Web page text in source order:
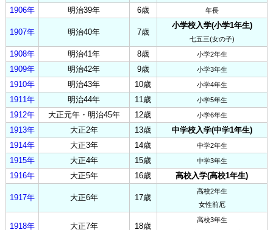
1906年 明治39年 6歳 年長
1907年 明治40年 7歳
小学校入学(小学1年生)
七五三(女の子)
1908年 明治41年 8歳 小学2年生
1909年 明治42年 9歳 小学3年生
1910年 明治43年 10歳 小学4年生
1911年 明治44年 11歳 小学5年生
1912年 大正元年・明治45年 12歳 小学6年生
1913年 大正2年 13歳
中学校入学(中学1年生)
1914年
大正3年 14歳 中学2年生
1915年 大正4年 15歳 中学3年生
1916年 大正5年 16歳 高校入学(高校1年生)
1917年 大正6年 17歳
高校2年生
女性前厄
1918年 大正7年 18歳
高校3年生